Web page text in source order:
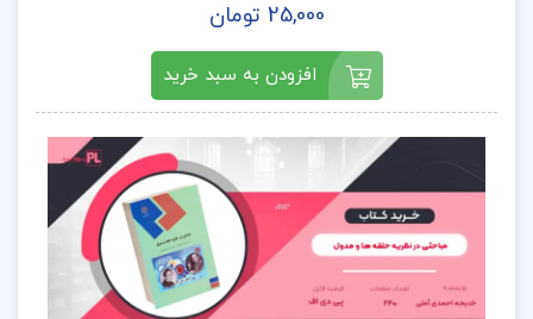
25,000 تومان
افزودن به سبد خرید